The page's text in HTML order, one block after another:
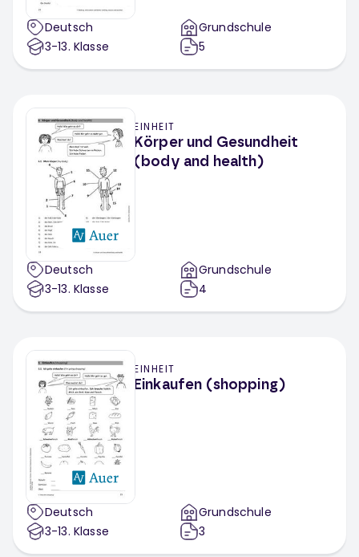
Deutsch
3-13. Klasse
Grundschule
5
EINHEIT
Körper und Gesundheit
(body and health)
Deutsch
3-13. Klasse
Grundschule
4
EINHEIT
Einkaufen (shopping)
Deutsch
3-13. Klasse
Grundschule
3